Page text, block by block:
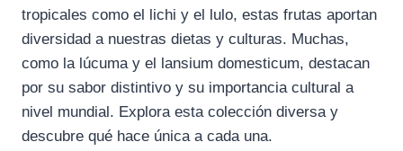
tropicales como el lichi y el lulo, estas frutas aportan
diversidad a nuestras dietas y culturas. Muchas,
como la lúcuma y el lansium domesticum, destacan
por su sabor distintivo y su importancia cultural a
nivel mundial. Explora esta colección diversa y
descubre qué hace única a cada una.